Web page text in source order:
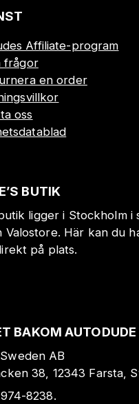
Affiliate-program
frågor
en order
oss
BUTIK
ligger i Stockholm i
Valostore. Här kan du
på plats.
BAKOM AUTODUDE
AB
38, 12343 Farsta,
8238.